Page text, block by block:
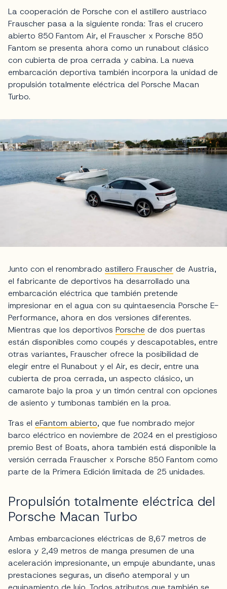
La cooperación de Porsche con el astillero austriaco
Frauscher pasa a la siguiente ronda: Tras el crucero
abierto 850 Fantom Air, el Frauscher x Porsche 850
Fantom se presenta ahora como un runabout clásico
con cubierta de proa cerrada y cabina. La nueva
embarcación deportiva también incorpora la unidad de
propulsión totalmente eléctrica del Porsche Macan
Turbo.
Junto con el renombrado astillero Frauscher de Austria,
el fabricante de deportivos ha desarrollado una
embarcación eléctrica que también pretende
impresionar en el agua con su quintaesencia Porsche E-
Performance, ahora en dos versiones diferentes.
Mientras que los deportivos Porsche de dos puertas
están disponibles como coupés y descapotables, entre
otras variantes, Frauscher ofrece la posibilidad de
elegir entre el Runabout y el Air, es decir, entre una
cubierta de proa cerrada, un aspecto clásico, un
camarote bajo la proa y un timón central con opciones
de asiento y tumbonas también en la proa.
Tras el eFantom abierto, que fue nombrado mejor
barco eléctrico en noviembre de 2024 en el prestigioso
premio Best of Boats, ahora también está disponible la
versión cerrada Frauscher x Porsche 850 Fantom como
parte de la Primera Edición limitada de 25 unidades.
Propulsión totalmente eléctrica del
Porsche Macan Turbo
Ambas embarcaciones eléctricas de 8,67 metros de
eslora y 2,49 metros de manga presumen de una
aceleración impresionante, un empuje abundante, unas
prestaciones seguras, un diseño atemporal y un